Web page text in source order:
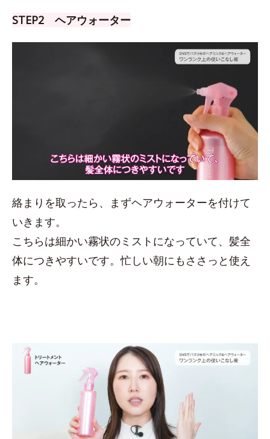
STEP2 ヘアウォーター
絡まりを取ったら、まずヘアウォーターを付けて
いきます。
こちらは細かい霧状のミストになっていて、髪全
体につきやすいです。忙しい朝にもささっと使え
ます。